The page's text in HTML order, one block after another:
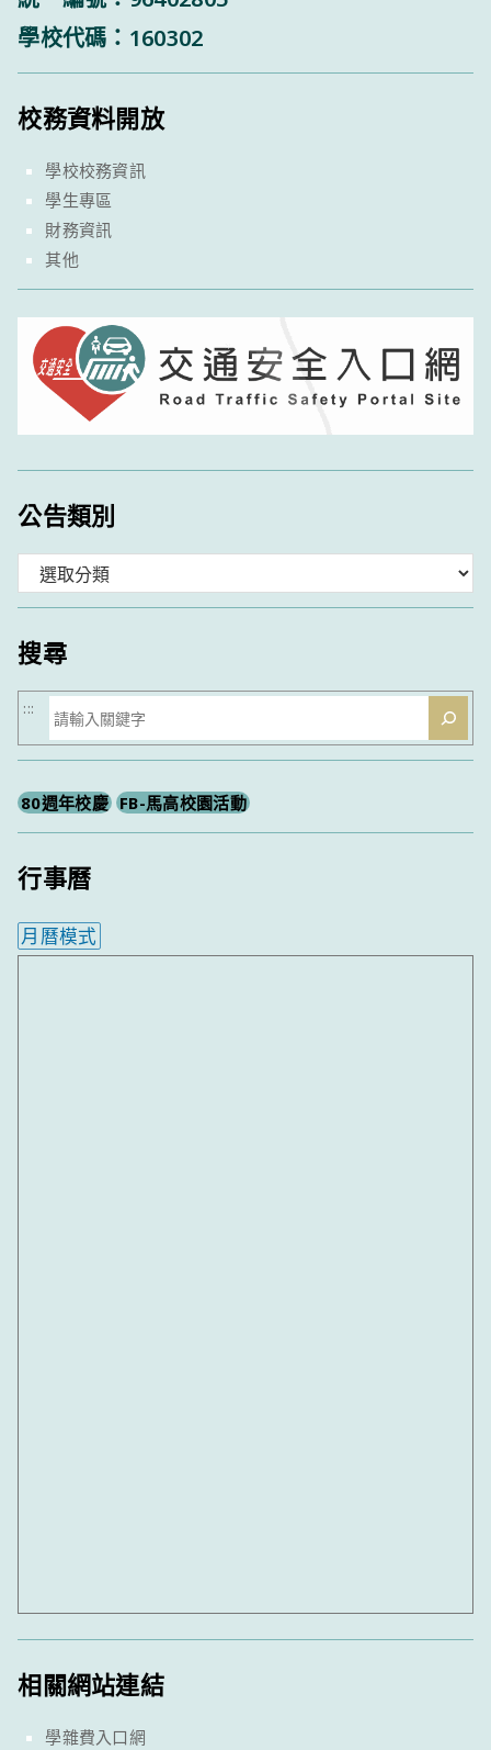
學校代碼：160302
校務資料開放
學校校務資訊
學生專區
財務資訊
其他
公告類別
類
搜尋
搜
尋
:::
80週年校慶 FB-馬高校園活動
行事曆
月曆模式
相關網站連結
學雜費入口網